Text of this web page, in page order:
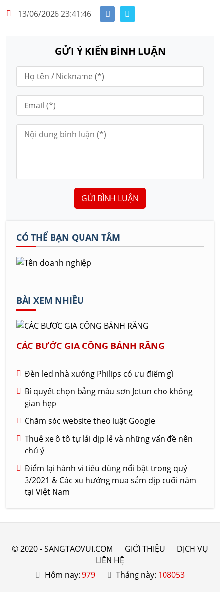
13/06/2026 23:41:46
GỬI Ý KIẾN BÌNH LUẬN
GỬI BÌNH LUẬN
CÓ THỂ BẠN QUAN TÂM
BÀI XEM NHIỀU
CÁC BƯỚC GIA CÔNG BÁNH RĂNG
Đèn led nhà xưởng Philips có ưu điểm gì
Bí quyết chọn bảng màu sơn Jotun cho không
gian hẹp
Chăm sóc website theo luật Google
Thuê xe ô tô tự lái dịp lễ và những vấn đề nên
chú ý
Điểm lại hành vi tiêu dùng nổi bật trong quý
3/2021 & Các xu hướng mua sắm dịp cuối năm
tại Việt Nam
© 2020 - SANGTAOVUI.COM GIỚI THIỆU
DỊCH VỤ
LIÊN HỆ
Hôm nay: 979 Tháng này: 108053